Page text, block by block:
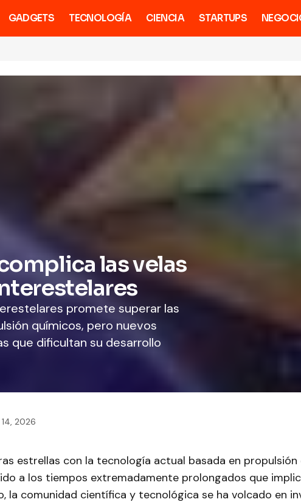
GADGETS TECNOLOGÍA CIENCIA STARTUPS
las velas
promete superar las
químicos, pero nuevos
que dificultan su desarrollo
2026
estrellas con la tecnología actual basada en propulsión
a los tiempos extremadamente prolongados que
la comunidad científica y tecnológica se ha volcado en